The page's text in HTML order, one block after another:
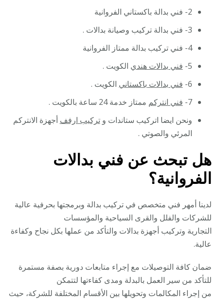
2- فني بدالة باكستاني الفروانية
3- فني بدالة تركيب وصيانة بدالات .
4- فني تركيب بدالة ممتاز الفروانية
5- فني بدالات هندي الكويت .
6- فني بدالات باكستاني الكويت .
7- فني انتركم ممتاز خدمة 24 ساعة بالكويت .
ونحن ايضا اتركيب ستاندات وتركيب ارفف أجهزة الانتركم
المرئي والصوتي .
هل تبحث عن فني بدالات
الفروانية؟
لدينا أمهر فني متخصص في تركيب بدالة وبرمجتها بحرفية عالية
للشركات والفلل والقرى السياحية والمؤسسات
التجارية وتركيب أجهزة بدالات والتأكد من عملها بكل نجاح وكفاءة
عالية.
ضمان كافة التوصيلات مع إجراء متابعات دورية بصفة مستمرة
للتأكد من سير العمل بالبدلة ومدى كفاءتها لتتمكن
من إجراء المكالمات وتحويلها بين الأقسام المختلفة للشركة، حيث